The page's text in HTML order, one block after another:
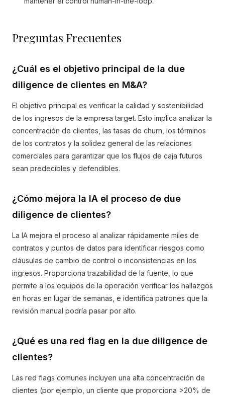
Preguntas Frecuentes
¿Cuál es el objetivo principal de la due
diligence de clientes en M&A?
El objetivo principal es verificar la calidad y sostenibilidad
de los ingresos de la empresa target. Esto implica analizar la
concentración de clientes, las tasas de churn, los términos
de los contratos y la solidez general de las relaciones
comerciales para garantizar que los flujos de caja futuros
sean predecibles y defendibles.
¿Cómo mejora la IA el proceso de due
diligence de clientes?
La IA mejora el proceso al analizar rápidamente miles de
contratos y puntos de datos para identificar riesgos como
cláusulas de cambio de control o inconsistencias en los
ingresos. Proporciona trazabilidad de la fuente, lo que
permite a los equipos de la operación verificar los hallazgos
en horas en lugar de semanas, e identifica patrones que la
revisión manual podría pasar por alto.
¿Qué es una red flag en la due diligence de
clientes?
Las red flags comunes incluyen una alta concentración de
clientes (por ejemplo, un cliente que proporciona >20% de